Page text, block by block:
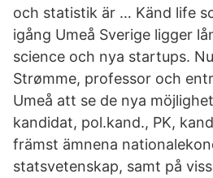
och statistik är … Känd life
igång Umeå Sverige ligger
science och nya startups.
Strømme, professor och
Umeå att se de nya
kandidat, pol.kand., PK,
främst ämnena
statsvetenskap, samt på